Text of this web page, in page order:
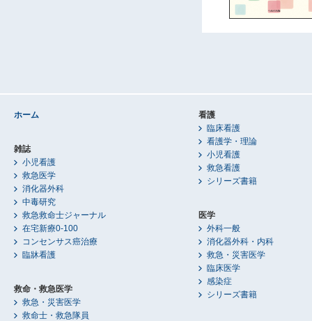
ホーム
雑誌
小児看護
救急医学
消化器外科
中毒研究
救急救命士ジャーナル
在宅新療0-100
コンセンサス癌治療
臨牀看護
救命・救急医学
救急・災害医学
救命士・救急隊員
看護
臨床看護
看護学・理論
小児看護
救急看護
シリーズ書籍
医学
外科一般
消化器外科・内科
救急・災害医学
臨床医学
感染症
シリーズ書籍